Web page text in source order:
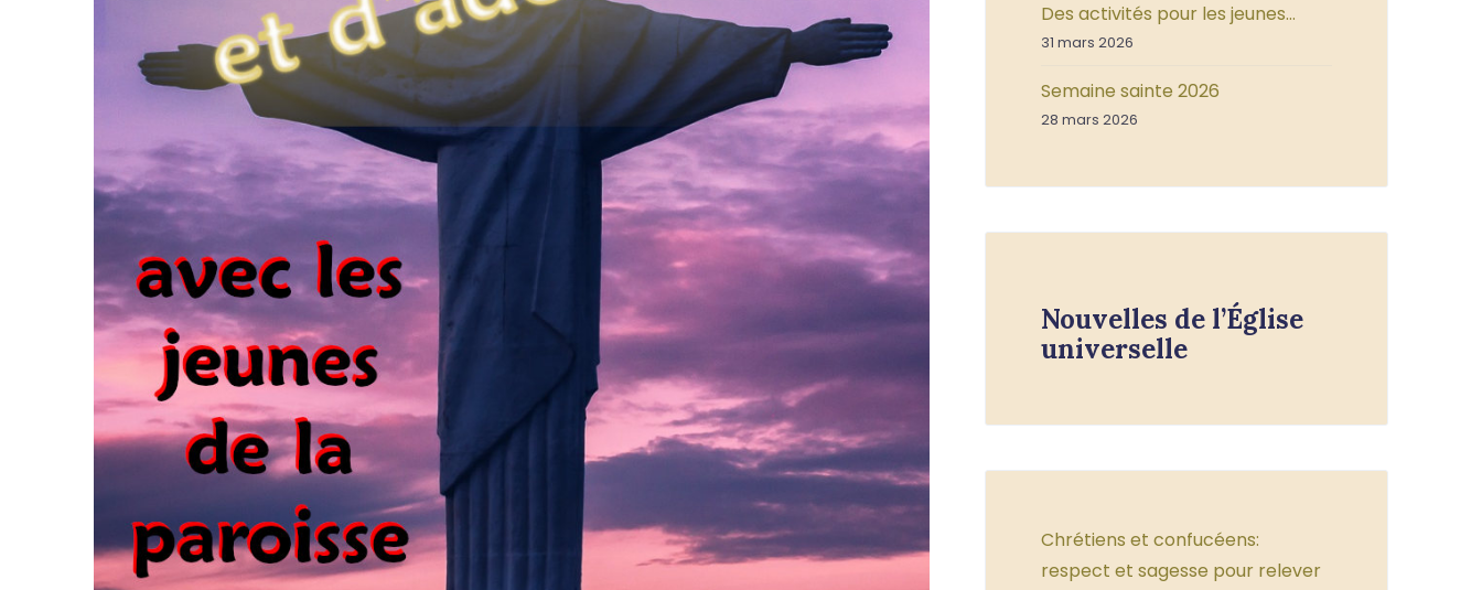
Des activités pour les jeunes…
31 mars 2026
Semaine sainte 2026
28 mars 2026
Nouvelles de l’Église
universelle
Chrétiens et confucéens:
respect et sagesse pour relever